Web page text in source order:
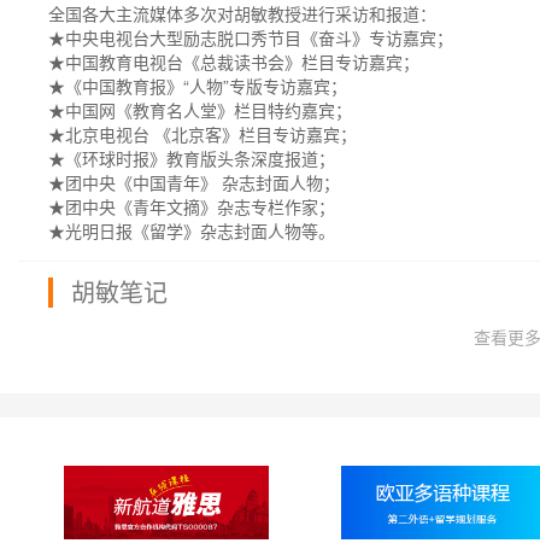
全国各大主流媒体多次对胡敏教授进行采访和报道：
★中央电视台大型励志脱口秀节目《奋斗》专访嘉宾；
★中国教育电视台《总裁读书会》栏目专访嘉宾；
★《中国教育报》“人物”专版专访嘉宾；
★中国网《教育名人堂》栏目特约嘉宾；
★北京电视台 《北京客》栏目专访嘉宾；
★《环球时报》教育版头条深度报道；
★团中央《中国青年》 杂志封面人物；
★团中央《青年文摘》杂志专栏作家；
★光明日报《留学》杂志封面人物等。
胡敏笔记
查看更多